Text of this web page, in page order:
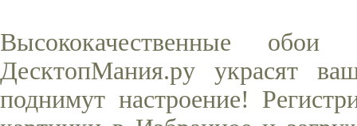
Высококачественные
ДесктопМания.ру украсят
поднимут настроение!